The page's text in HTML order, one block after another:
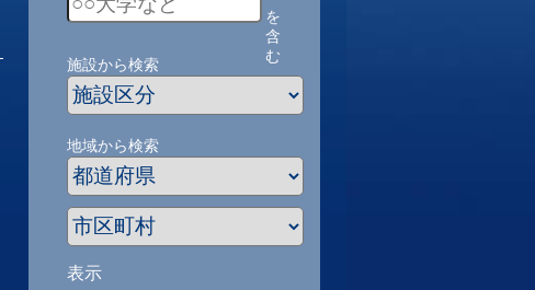
を
含
む
施設から検索
地域から検索
表示